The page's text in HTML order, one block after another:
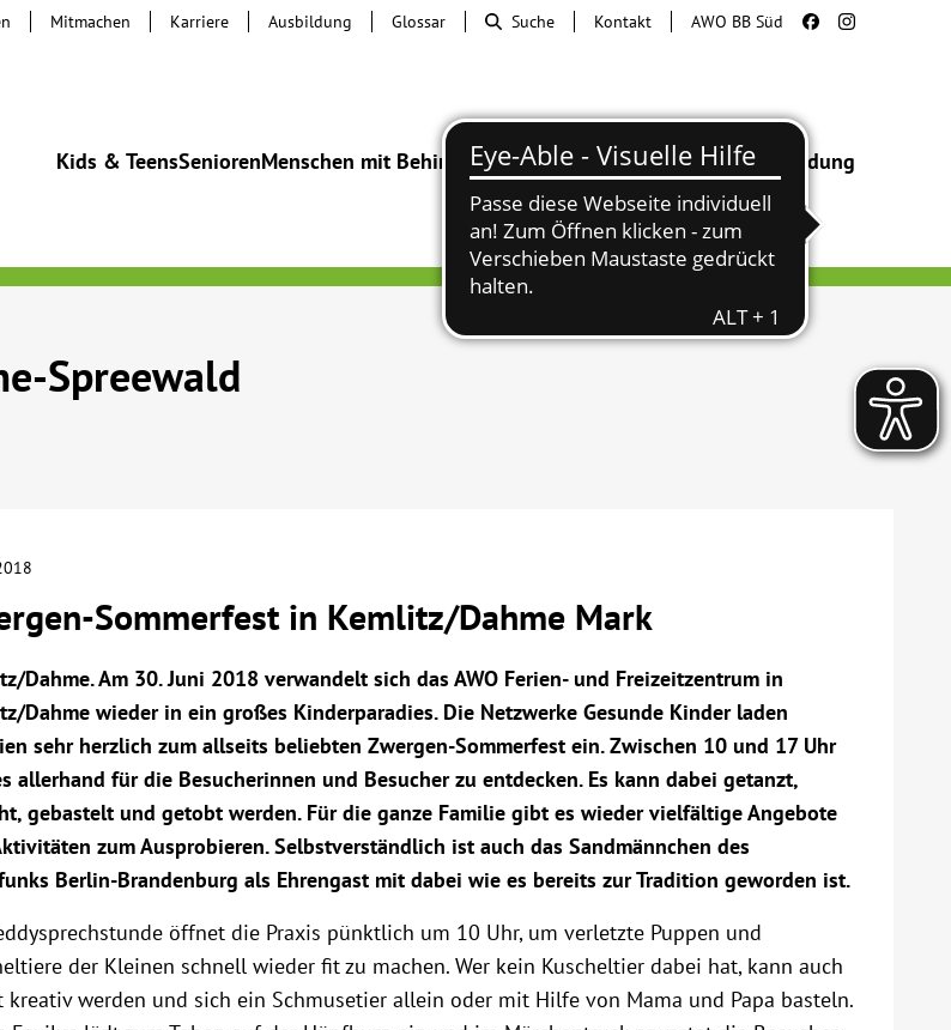
Kids & TeensSeniorenMenschen mit BehinderungBeratung & HilfeBegegnung Bildung
Mitmachen Karriere Ausbildung Glossar Suche Kontakt AWO BB Süd
Spreewald
Sommerfest in Kemlitz/Dahme Mark
Dahme. Am 30. Juni 2018 verwandelt sich das AWO Ferien- und Freizeitzentrum in
Dahme wieder in ein großes Kinderparadies. Die Netzwerke Gesunde Kinder laden
sehr herzlich zum allseits beliebten Zwergen-Sommerfest ein. Zwischen 10 und 17 Uhr
allerhand für die Besucherinnen und Besucher zu entdecken. Es kann dabei getanzt,
gebastelt und getobt werden. Für die ganze Familie gibt es wieder vielfältige Angebote
zum Ausprobieren. Selbstverständlich ist auch das Sandmännchen des
Berlin-Brandenburg als Ehrengast mit dabei wie es bereits zur Tradition geworden ist.
öffnet die Praxis pünktlich um 10 Uhr, um verletzte Puppen und
der Kleinen schnell wieder fit zu machen. Wer kein Kuscheltier dabei hat, kann auch
kreativ werden und sich ein Schmusetier allein oder mit Hilfe von Mama und Papa basteln.